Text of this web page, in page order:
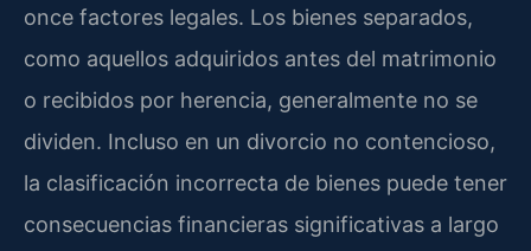
once factores legales. Los bienes separados,
como aquellos adquiridos antes del matrimonio
o recibidos por herencia, generalmente no se
dividen. Incluso en un divorcio no contencioso,
la clasificación incorrecta de bienes puede tener
consecuencias financieras significativas a largo